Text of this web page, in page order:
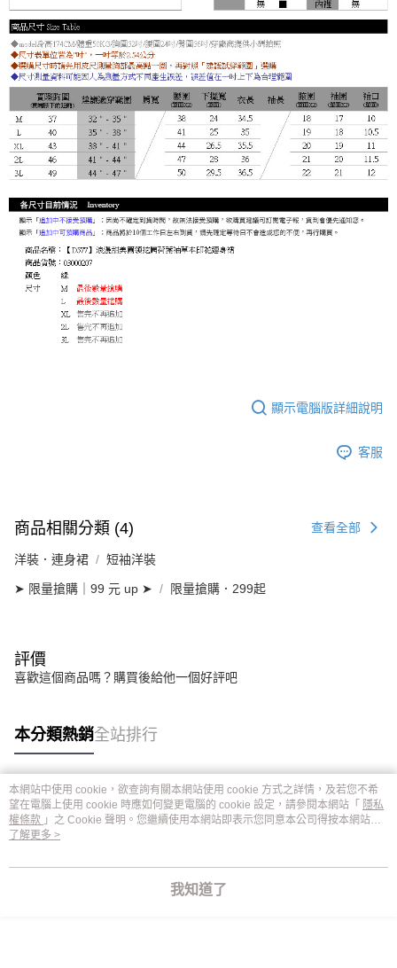
顯示電腦版詳細說明
客服
商品相關分類 (4) 查看全部
洋裝．連身裙 短袖洋裝
➤ 限量搶購｜99 元 up ➤ 限量搶購．299起
評價
喜歡這個商品嗎？購買後給他一個好評吧
本分類熱銷全站排行
熱門標籤
本網站中使用 cookie，欲查詢有關本網站使用 cookie 方式之詳情，及若您不希
望在電腦上使用 cookie 時應如何變更電腦的 cookie 設定，請參閱本網站「 隱私
權條款 」之 Cookie 聲明。您繼續使用本網站即表示您同意本公司得按本網站使
用條款之 Cookie 聲明使用 cookie。
了解更多 >
我知道了